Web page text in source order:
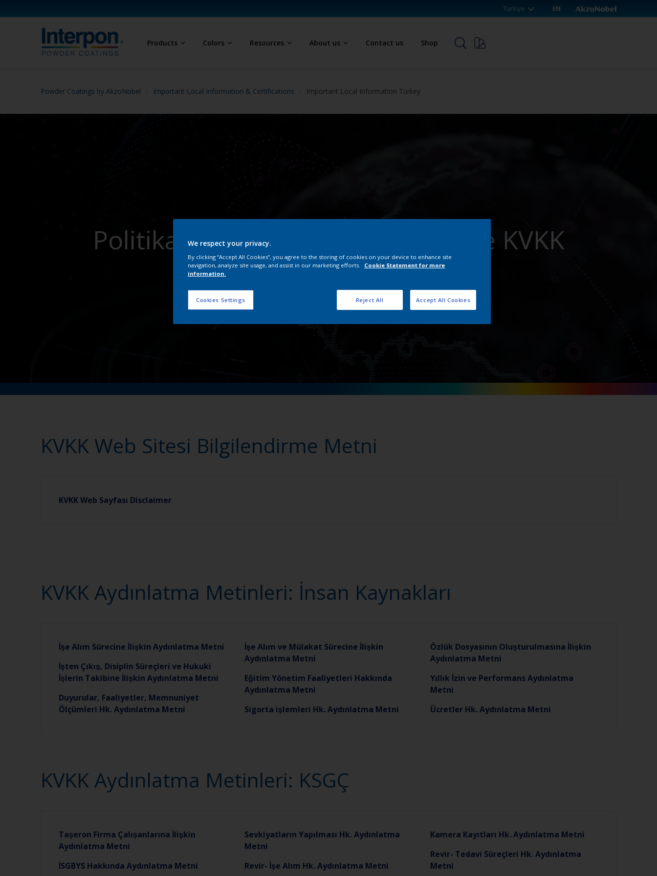
Türkiye EN
Products Colors Resources About us Contact us Shop
Powder Coatings by AkzoNobel Important Local Information & Certifications Important Local Information Turkey
Politikalarımız, ISO Belgelerimiz ve KVKK
KVKK Web Sitesi Bilgilendirme Metni
KVKK Web Sayfası Disclaimer
KVKK Aydınlatma Metinleri: İnsan Kaynakları
İşe Alım Sürecine İlişkin Aydınlatma Metni
İşten Çıkış, Disiplin Süreçleri ve Hukuki
İşlerin Takibine İlişkin Aydınlatma Metni
Duyurular, Faaliyetler, Memnuniyet
Ölçümleri Hk. Aydınlatma Metni
İşe Alım ve Mülakat Sürecine İlişkin
Aydınlatma Metni
Eğitim Yönetim Faaliyetleri Hakkında
Aydınlatma Metni
Sigorta işlemleri Hk. Aydınlatma Metni
Özlük Dosyasının Oluşturulmasına İlişkin
Aydınlatma Metni
Yıllık İzin ve Performans Aydınlatma
Metni
Ücretler Hk. Aydınlatma Metni
KVKK Aydınlatma Metinleri: KSGÇ
Taşeron Firma Çalışanlarına İlişkin
Aydınlatma Metni
İSGBYS Hakkında Aydınlatma Metni
Sevkiyatların Yapılması Hk. Aydınlatma
Metni
Revir- İşe Alım Hk. Aydınlatma Metni
Kamera Kayıtları Hk. Aydınlatma Metni
Revir- Tedavi Süreçleri Hk. Aydınlatma
Metni
We respect your privacy.
By clicking “Accept All Cookies”, you agree to the storing of cookies on your device to enhance site
navigation, analyze site usage, and assist in our marketing efforts.
Cookie Statement for more
information.
Cookies Settings Reject All Accept All Cookies